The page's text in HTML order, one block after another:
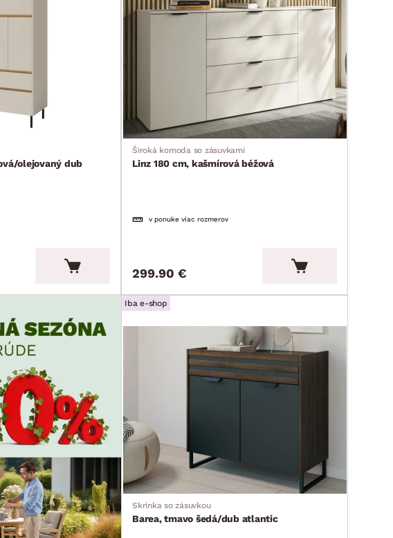
olejovaný dub
Široká komoda so zásuvkami
Linz 180 cm, kašmírová béžová
v ponuke viac rozmerov
299.90 €
Iba e-shop
Skrinka so zásuvkou
Barea, tmavo šedá/dub atlantic